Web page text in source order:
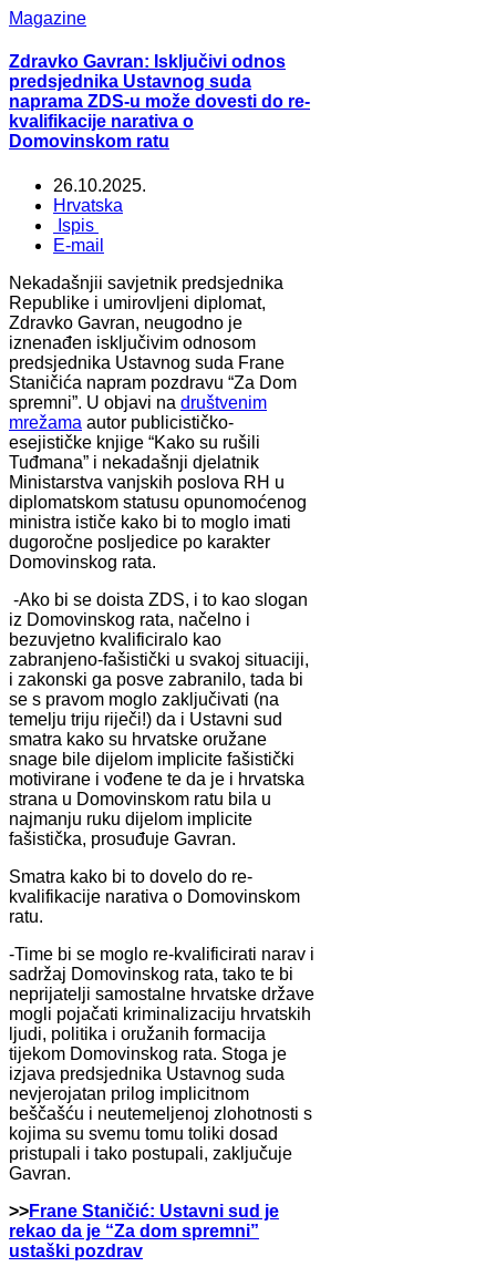
Magazine
Zdravko Gavran: Isključivi odnos
predsjednika Ustavnog suda
naprama ZDS-u može dovesti do re-
kvalifikacije narativa o
Domovinskom ratu
26.10.2025.
Hrvatska
Ispis
E-mail
Nekadašnjii savjetnik predsjednika
Republike i umirovljeni diplomat,
Zdravko Gavran, neugodno je
iznenađen isključivim odnosom
predsjednika Ustavnog suda Frane
Staničića napram pozdravu “Za Dom
spremni”. U objavi na društvenim
mrežama autor publicističko-
esejističke knjige “Kako su rušili
Tuđmana” i nekadašnji djelatnik
Ministarstva vanjskih poslova RH u
diplomatskom statusu opunomoćenog
ministra ističe kako bi to moglo imati
dugoročne posljedice po karakter
Domovinskog rata.
-Ako bi se doista ZDS, i to kao slogan
iz Domovinskog rata, načelno i
bezuvjetno kvalificiralo kao
zabranjeno-fašistički u svakoj situaciji,
i zakonski ga posve zabranilo, tada bi
se s pravom moglo zaključivati (na
temelju triju riječi!) da i Ustavni sud
smatra kako su hrvatske oružane
snage bile dijelom implicite fašistički
motivirane i vođene te da je i hrvatska
strana u Domovinskom ratu bila u
najmanju ruku dijelom implicite
fašistička, prosuđuje Gavran.
Smatra kako bi to dovelo do re-
kvalifikacije narativa o Domovinskom
ratu.
-Time bi se moglo re-kvalificirati narav i
sadržaj Domovinskog rata, tako te bi
neprijatelji samostalne hrvatske države
mogli pojačati kriminalizaciju hrvatskih
ljudi, politika i oružanih formacija
tijekom Domovinskog rata. Stoga je
izjava predsjednika Ustavnog suda
nevjerojatan prilog implicitnom
beščašću i neutemeljenoj zlohotnosti s
kojima su svemu tomu toliki dosad
pristupali i tako postupali, zaključuje
Gavran.
>>Frane Staničić: Ustavni sud je
rekao da je “Za dom spremni”
ustaški pozdrav